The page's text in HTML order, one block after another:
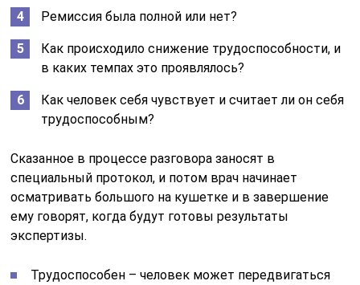
Ремиссия была полной или нет?
Как происходило снижение трудоспособности, и
в каких темпах это проявлялось?
Как человек себя чувствует и считает ли он себя
трудоспособным?
Сказанное в процессе разговора заносят в
специальный протокол, и потом врач начинает
осматривать большого на кушетке и в завершение
ему говорят, когда будут готовы результаты
экспертизы.
Трудоспособен – человек может передвигаться